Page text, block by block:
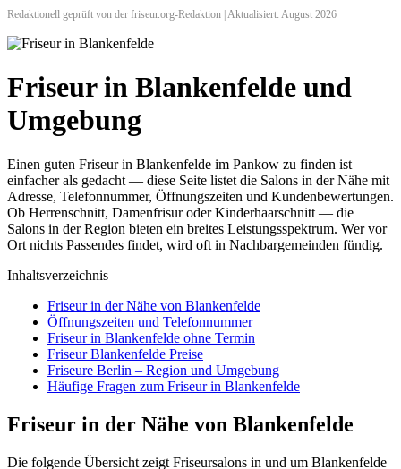
Redaktionell geprüft von der friseur.org-Redaktion | Aktualisiert: August 2026
Friseur in Blankenfelde und
Umgebung
Einen guten Friseur in Blankenfelde im Pankow zu finden ist
einfacher als gedacht — diese Seite listet die Salons in der Nähe mit
Adresse, Telefonnummer, Öffnungszeiten und Kundenbewertungen.
Ob Herrenschnitt, Damenfrisur oder Kinderhaarschnitt — die
Salons in der Region bieten ein breites Leistungsspektrum. Wer vor
Ort nichts Passendes findet, wird oft in Nachbargemeinden fündig.
Inhaltsverzeichnis
Friseur in der Nähe von Blankenfelde
Öffnungszeiten und Telefonnummer
Friseur in Blankenfelde ohne Termin
Friseur Blankenfelde Preise
Friseure Berlin – Region und Umgebung
Häufige Fragen zum Friseur in Blankenfelde
Friseur in der Nähe von Blankenfelde
Die folgende Übersicht zeigt Friseursalons in und um Blankenfelde